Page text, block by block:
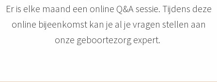
Er is elke maand een online Q&A sessie. Tijdens deze
online bijeenkomst kan je al je vragen stellen aan
onze geboortezorg expert.